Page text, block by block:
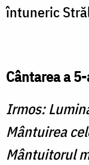
întune­ric
Cântarea a
Irmos:
Mântuirea
Mântuitorul